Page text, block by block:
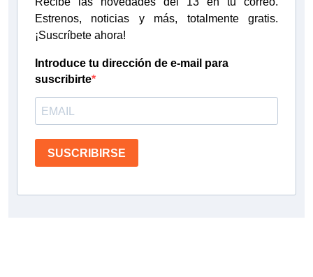
Estrenos, noticias y más, totalmente gratis.
¡Suscríbete ahora!
Introduce tu dirección de e-mail para
suscribirte
SUSCRIBIRSE